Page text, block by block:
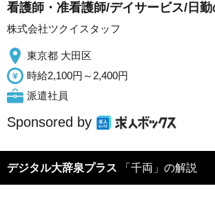
看護師・准看護師/デイサービス/日
株式会社ツクイスタッフ
東京都 大田区
時給2,100円～2,400円
派遣社員
Sponsored by
デジタル大辞泉プラス 「千両」の解説